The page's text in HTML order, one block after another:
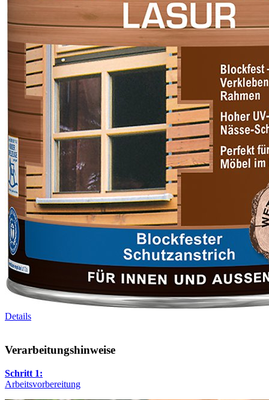
Details
Verarbeitungshinweise
Schritt 1:
Arbeitsvorbereitung